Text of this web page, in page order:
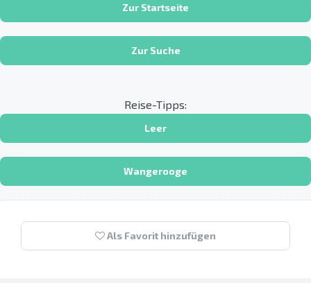
Zur Startseite
Zur Suche
Reise-Tipps:
Leer
Wangerooge
Als Favorit hinzufügen